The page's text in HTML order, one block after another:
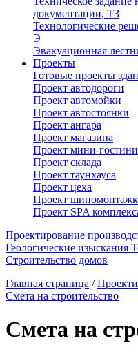
документации, ТЗ
Технологические
Э
Эвакуационная
Проекты
Готовые проекты
Проект автодороги
Проект автомойки
Проект автостоянки
Проект ангара
Проект магазина
Проект мини-
Проект склада
Проект таунхауса
Проект цеха
Проект
Проект SPA
Проектирование
Геологические изыскания
Строительство домов
Главная страница /
Смета на строительство
Смета на